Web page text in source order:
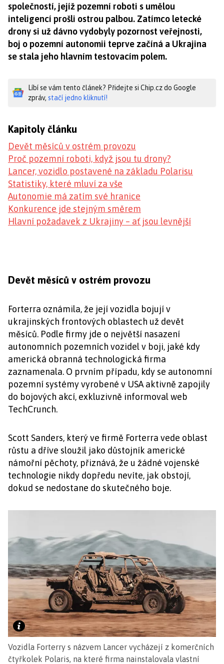
společností, jejíž pozemní roboti s umělou
inteligencí prošli ostrou palbou. Zatímco letecké
drony si už dávno vydobyly pozornost veřejnosti,
boj o pozemní autonomii teprve začíná a Ukrajina
se stala jeho hlavním testovacím polem.
Líbí se vám tento článek? Přidejte si Chip.cz do Google
zpráv, stačí jedno kliknutí!
Kapitoly článku
Devět měsíců v ostrém provozu
Proč pozemní roboti, když jsou tu drony?
Lancer, vozidlo postavené na základu Polarisu
Statistiky, které mluví za vše
Autonomie má zatím své hranice
Konkurence jde stejným směrem
Hlavní požadavek z Ukrajiny – ať jsou levnější
Devět měsíců v ostrém provozu
Forterra oznámila, že její vozidla bojují v
ukrajinských frontových oblastech už devět
měsíců. Podle firmy jde o největší nasazení
autonomních pozemních vozidel v boji, jaké kdy
americká obranná technologická firma
zaznamenala. O prvním případu, kdy se autonomní
pozemní systémy vyrobené v USA aktivně zapojily
do bojových akcí, exkluzivně informoval web
TechCrunch.
Scott Sanders, který ve firmě Forterra vede oblast
růstu a dříve sloužil jako důstojník americké
námořní pěchoty, přiznává, že u žádné vojenské
technologie nikdy dopředu nevíte, jak obstojí,
dokud se nedostane do skutečného boje.
Vozidla Forterry s názvem Lancer vycházejí z komerčních
čtyřkolek Polaris, na které firma nainstalovala vlastní